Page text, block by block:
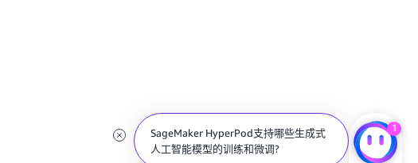
SageMaker HyperPod支持哪些生成式
人工智能模型的训练和微调?
1